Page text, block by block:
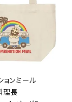
ョンミール
理長